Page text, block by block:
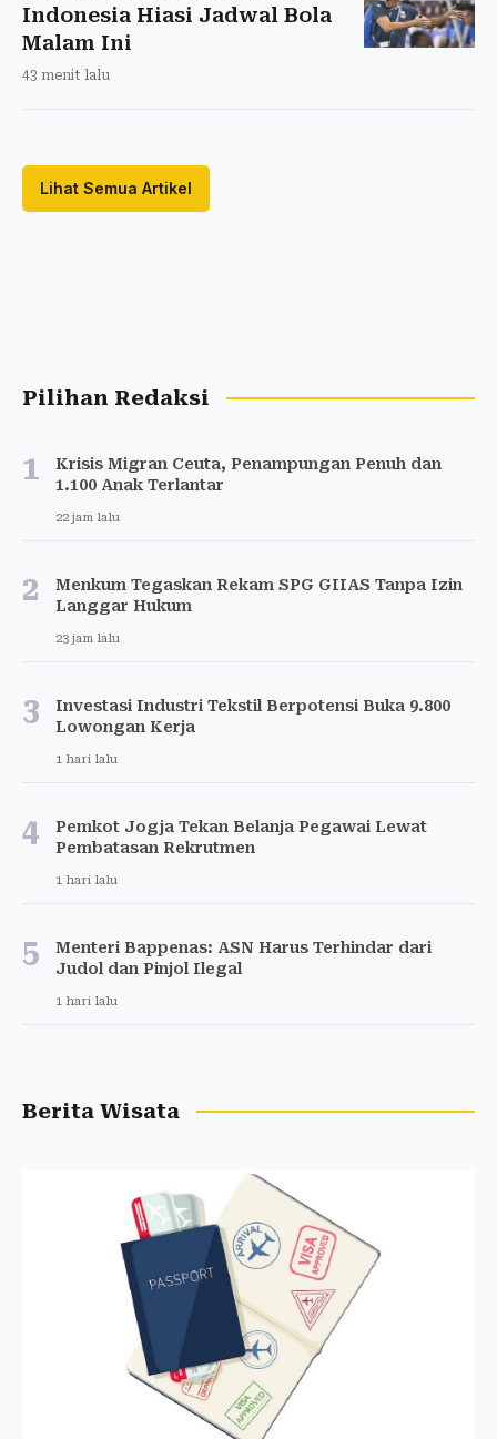
Indonesia Hiasi Jadwal Bola
Malam Ini
43 menit lalu
Lihat Semua Artikel
Pilihan Redaksi
1
Krisis Migran Ceuta, Penampungan Penuh dan
1.100 Anak Terlantar
22 jam lalu
2
Menkum Tegaskan Rekam SPG GIIAS Tanpa Izin
Langgar Hukum
23 jam lalu
3
Investasi Industri Tekstil Berpotensi Buka 9.800
Lowongan Kerja
1 hari lalu
4
Pemkot Jogja Tekan Belanja Pegawai Lewat
Pembatasan Rekrutmen
1 hari lalu
5
Menteri Bappenas: ASN Harus Terhindar dari
Judol dan Pinjol Ilegal
1 hari lalu
Berita Wisata